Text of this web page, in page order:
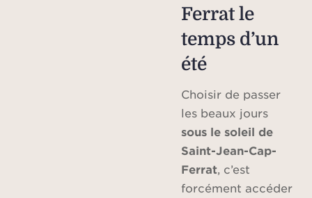
Ferrat le
temps d’un
été
Choisir de passer
les beaux jours
sous le soleil de
Saint-Jean-Cap-
Ferrat , c’est
forcément accéder